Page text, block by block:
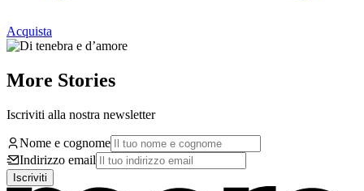
Acquista
More Stories
Iscriviti alla nostra newsletter
Nome e cognome
Indirizzo email
Iscriviti